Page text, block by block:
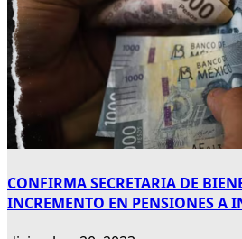
CONFIRMA SECRETARIA DE
INCREMENTO EN PENSIONES A